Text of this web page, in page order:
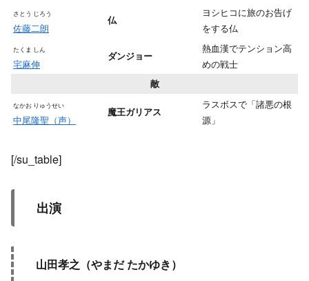
さとう じろう
佐藤二朗
仏
ヨシヒコに旅のお告げ
をする仏
たくま しん
宅麻伸
ダンジョー
熱血漢でテンション高
めの戦士
敵
なかお りゅうせい
中尾隆聖（声）
魔王ガリアス
ラスボスで「諸悪の根
源」
[/su_table]
出演
山田孝之（やまだ たかゆき）